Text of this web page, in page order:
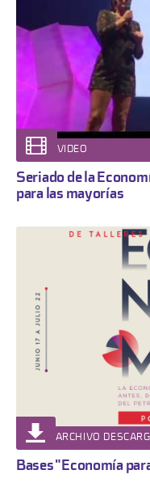
VIDEO
Seriado de la
para las mayorías
ARCHIVO
Bases "Economía